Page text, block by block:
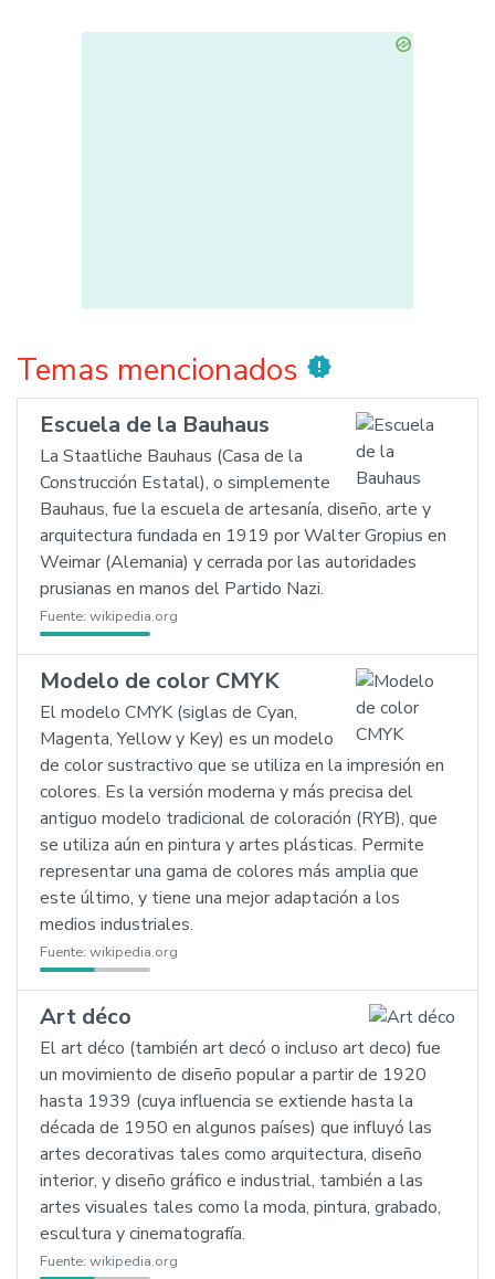
Temas mencionados new_releases
Escuela de la Bauhaus
La Staatliche Bauhaus (Casa de la
Construcción Estatal), o simplemente
Bauhaus, fue la escuela de artesanía, diseño, arte y
arquitectura fundada en 1919 por Walter Gropius en
Weimar (Alemania) y cerrada por las autoridades
prusianas en manos del Partido Nazi.
Fuente: wikipedia.org
Modelo de color CMYK
El modelo CMYK (siglas de Cyan,
Magenta, Yellow y Key) es un modelo
de color sustractivo que se utiliza en la impresión en
colores. Es la versión moderna y más precisa del
antiguo modelo tradicional de coloración (RYB), que
se utiliza aún en pintura y artes plásticas. Permite
representar una gama de colores más amplia que
este último, y tiene una mejor adaptación a los
medios industriales.
Fuente: wikipedia.org
Art déco
El art déco (también art decó o incluso art deco) fue
un movimiento de diseño popular a partir de 1920
hasta 1939 (cuya influencia se extiende hasta la
década de 1950 en algunos países) que influyó las
artes decorativas tales como arquitectura, diseño
interior, y diseño gráfico e industrial, también a las
artes visuales tales como la moda, pintura, grabado,
escultura y cinematografía.
Fuente: wikipedia.org